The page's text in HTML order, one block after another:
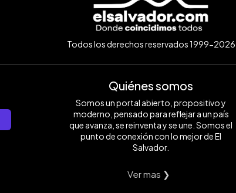
Todos los derechos reservados 1999-2026
Quiénes somos
Somos un portal abierto, propositivo y
moderno, pensado para reflejar a un país
que avanza, se reinventa y se une. Somos el
punto de conexión con lo mejor de El
Salvador.
Ver mas ❯